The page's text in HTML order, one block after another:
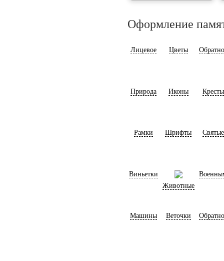
Оформление
Лицевое Цветы
Природа Иконы Кресты
Рамки Шрифты Святые
Виньетки
Животные
Машины Веточки